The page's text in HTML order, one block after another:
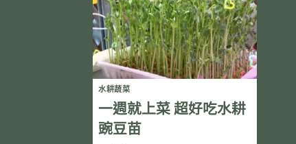
水耕蔬菜
一週就上菜 超好吃水耕
豌豆苗